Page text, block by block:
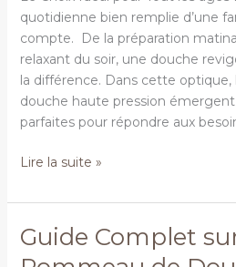
quotidienne bien remplie d’une
compte. De la préparation
relaxant du soir, une douche
la différence. Dans cette
douche haute pression
parfaites pour répondre aux
pour
Lire la suite »
Guide Complet
Guide